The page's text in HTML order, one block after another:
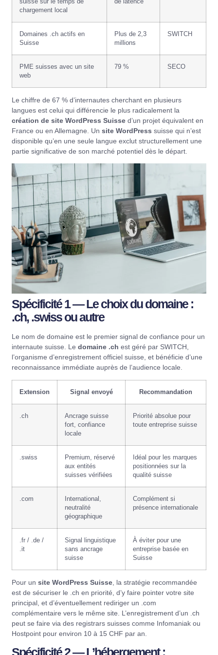
chargement local
Domaines .ch actifs en
Suisse
Plus de 2,3
millions
SWITCH
PME suisses avec un site
web
79 % SECO
Le chiffre de 67 % d’internautes cherchant en plusieurs
langues est celui qui différencie le plus radicalement la
création de site WordPress Suisse d’un projet équivalent en
France ou en Allemagne. Un site WordPress suisse qui n’est
disponible qu’en une seule langue exclut structurellement une
partie significative de son marché potentiel dès le départ.
Spécificité 1 — Le choix du domaine :
.ch, .swiss ou autre
Le nom de domaine est le premier signal de confiance pour un
internaute suisse. Le domaine .ch est géré par SWITCH,
l’organisme d’enregistrement officiel suisse, et bénéficie d’une
reconnaissance immédiate auprès de l’audience locale.
Extension Signal envoyé Recommandation
.ch
Ancrage suisse
fort, confiance
locale
Priorité absolue pour
toute entreprise suisse
.swiss
Premium, réservé
aux entités
suisses vérifiées
Idéal pour les marques
positionnées sur la
qualité suisse
.com
International,
neutralité
géographique
Complément si
présence internationale
.fr / .de /
.it
Signal linguistique
sans ancrage
suisse
À éviter pour une
entreprise basée en
Suisse
Pour un site WordPress Suisse , la stratégie recommandée
est de sécuriser le .ch en priorité, d’y faire pointer votre site
principal, et d’éventuellement rediriger un .com
complémentaire vers le même site. L’enregistrement d’un .ch
peut se faire via des registrars suisses comme Infomaniak ou
Hostpoint pour environ 10 à 15 CHF par an.
Spécificité 2 — L’hébergement :